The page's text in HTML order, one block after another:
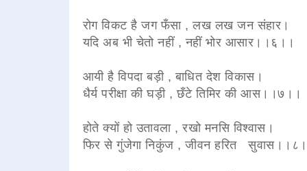
रोग विकट है जग फँसा , लख लख जन संहार।
यदि अब भी चेतो नहीं , नहीं भोर आसार।।६।।
आयी है विपदा बड़ी , बाधित देश विकास।
धैर्य परीक्षा की घड़ी , छँटे तिमिर की आस।।७।।
होते क्यों हो उतावला , रखो मनसि विश्वास।
फिर से गुंजेगा निकुंज , जीवन हरित